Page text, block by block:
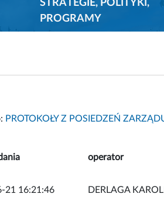
STRATEGIE, POLITYKI,
PROGRAMY
PROTOKOŁY Z POSIEDZEŃ
operator
21 16:21:46 DERLAGA